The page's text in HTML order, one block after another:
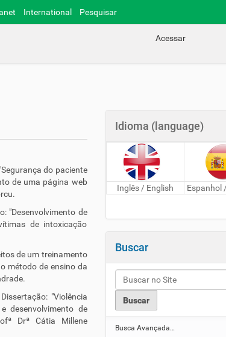
International Pesquisar
Acessar
do paciente
de uma página web
"Desenvolvimento de
de intoxicação
de um treinamento
método de ensino da
"Violência
desenvolvimento de
Drª Cátia Millene
Idioma (language)
Inglês / English Espanhol
Buscar
Busca Avançada…